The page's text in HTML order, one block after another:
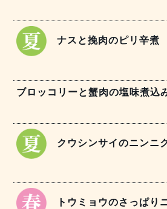
ナスと挽肉のピリ辛煮
ブロッコリーと蟹肉の塩味煮込
クウシンサイのニンニ
トウミョウのさっぱり